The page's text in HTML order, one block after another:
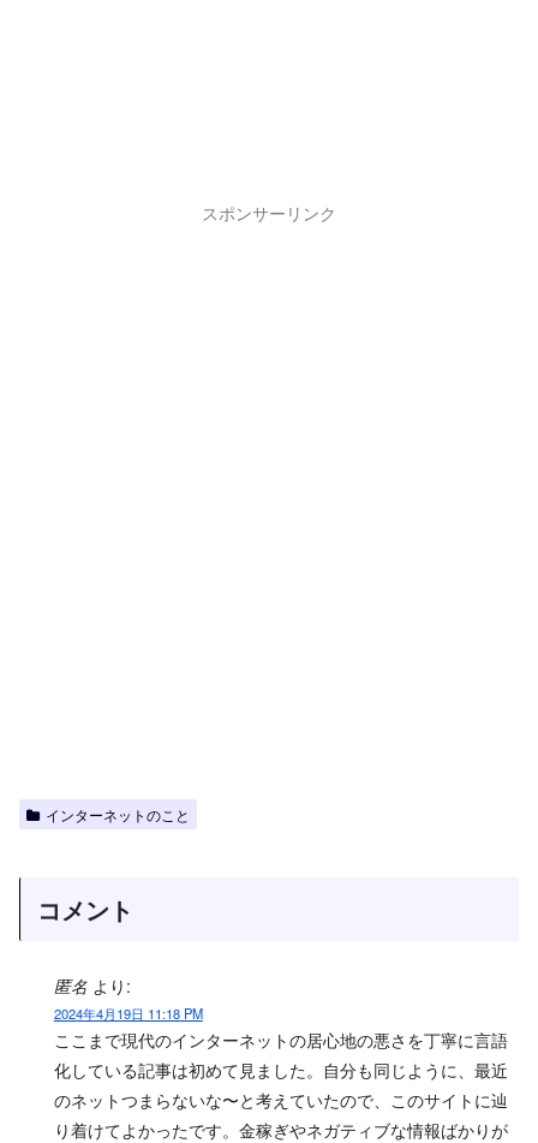
スポンサーリンク
インターネットのこと
コメント
匿名 より:
2024年4月19日 11:18 PM
ここまで現代のインターネットの居心地の悪さを丁寧に言語
化している記事は初めて見ました。自分も同じように、最近
のネットつまらないな〜と考えていたので、このサイトに辿
り着けてよかったです。金稼ぎやネガティブな情報ばかりが